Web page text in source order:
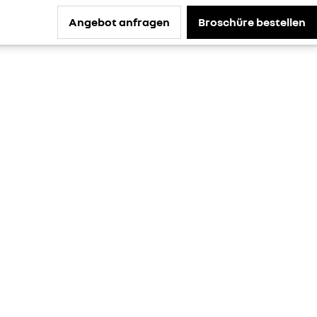
Angebot anfragen Broschüre bestellen